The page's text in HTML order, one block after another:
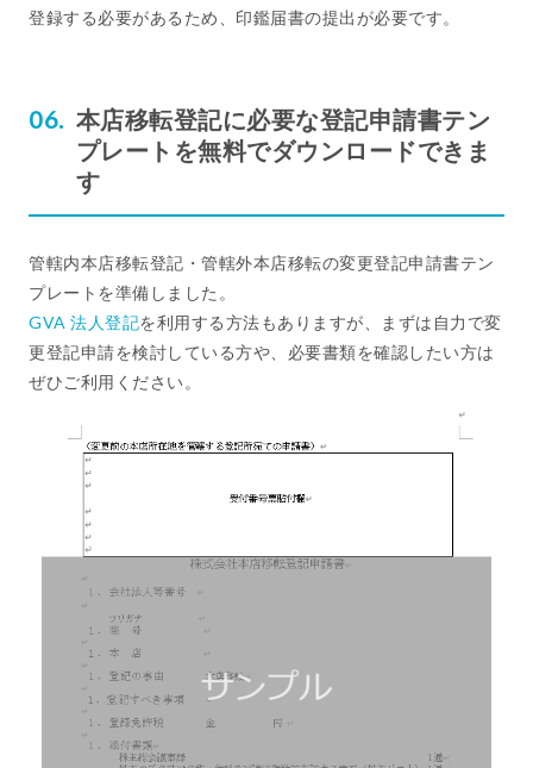
登録する必要があるため、印鑑届書の提出が必要です。
本店移転登記に必要な登記申請書テン
プレートを無料でダウンロードできま
す
管轄内本店移転登記・管轄外本店移転の変更登記申請書テン
プレートを準備しました。
GVA 法人登記を利用する方法もありますが、まずは自力で変
更登記申請を検討している方や、必要書類を確認したい方は
ぜひご利用ください。